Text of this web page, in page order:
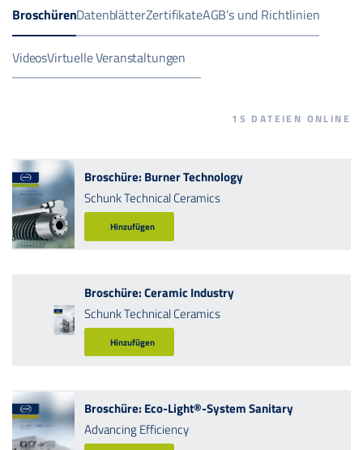
BroschürenDatenblätterZertifikateAGB’s und Richtlinien
VideosVirtuelle Veranstaltungen
Broschüre: Burner Technology
Schunk Technical Ceramics
Hinzufügen
Broschüre: Ceramic Industry
Schunk Technical Ceramics
Hinzufügen
Broschüre: Eco-Light®-System Sanitary
Advancing Efficiency
15 DATEIEN ONLINE